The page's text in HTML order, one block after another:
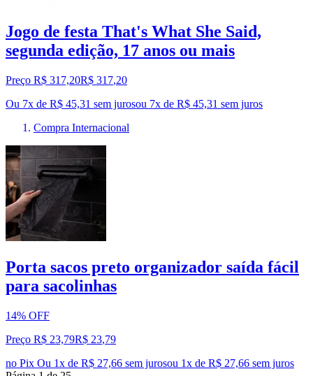
Jogo de festa That's What She Said,
segunda edição, 17 anos ou mais
Preço R$ 317,20R$ 317,20
Ou 7x de R$ 45,31 sem jurosou 7x de R$ 45,31 sem juros
Compra Internacional
Porta sacos preto organizador saída fácil
para sacolinhas
14% OFF
Preço R$ 23,79R$ 23,79
no Pix Ou 1x de R$ 27,66 sem jurosou 1x de R$ 27,66 sem juros